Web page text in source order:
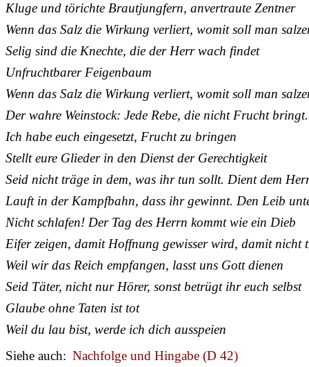
Kluge und törichte Brautjungfern, anvertraute Zentner
Wenn das Salz die Wirkung verliert, womit soll man
Selig sind die Knechte, die der Herr wach findet
Unfruchtbarer Feigenbaum
Wenn das Salz die Wirkung verliert, womit soll man
Der wahre Weinstock: Jede Rebe, die nicht Frucht
Ich habe euch eingesetzt, Frucht zu bringen
Stellt eure Glieder in den Dienst der Gerechtigkeit
Seid nicht träge in dem, was ihr tun sollt. Dient dem
Lauft in der Kampfbahn, dass ihr gewinnt. Den Leib
Nicht schlafen! Der Tag des Herrn kommt wie ein Dieb
Eifer zeigen, damit Hoffnung gewisser wird, damit nicht
Weil wir das Reich empfangen, lasst uns Gott dienen
Seid Täter, nicht nur Hörer, sonst betrügt ihr euch selbst
Glaube ohne Taten ist tot
Weil du lau bist, werde ich dich ausspeien
Siehe auch: Nachfolge und Hingabe (D 42)